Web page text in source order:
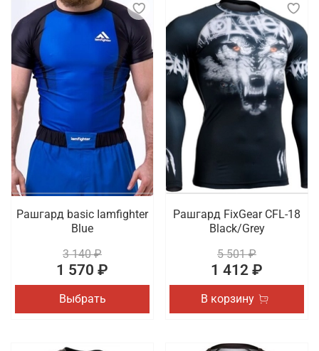
Рашгард basic Iamfighter
Blue
3 140 ₽
1 570 ₽
Выбрать
Рашгард FixGear CFL-18
Black/Grey
5 501 ₽
1 412 ₽
В корзину